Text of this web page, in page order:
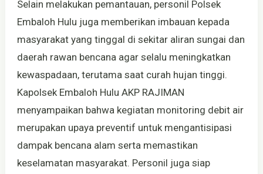
Selain melakukan pemantauan, personil Polsek
Embaloh Hulu juga memberikan imbauan kepada
masyarakat yang tinggal di sekitar aliran sungai dan
daerah rawan bencana agar selalu meningkatkan
kewaspadaan, terutama saat curah hujan tinggi.
Kapolsek Embaloh Hulu AKP RAJIMAN
menyampaikan bahwa kegiatan monitoring debit air
merupakan upaya preventif untuk mengantisipasi
dampak bencana alam serta memastikan
keselamatan masyarakat. Personil juga siap